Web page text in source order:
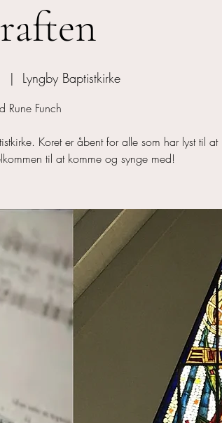
  |
Lyngby Baptistkirke
Rune Funch
Koret er åbent for alle som har lyst til at
til at komme og synge med!